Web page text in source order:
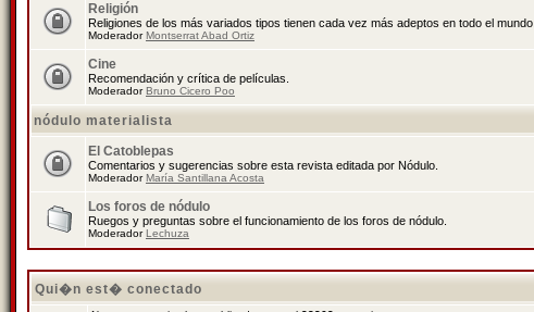
Religión
Religiones de los más variados tipos tienen cada vez más adeptos en todo el mundo.
ModeradorMontserrat Abad Ortiz
Cine
Recomendación y crítica de películas.
ModeradorBruno Cicero Poo
nódulo materialista
El Catoblepas
Comentarios y sugerencias sobre esta revista editada por Nódulo.
ModeradorMaría Santillana Acosta
Los foros de nódulo
Ruegos y preguntas sobre el funcionamiento de los foros de nódulo.
ModeradorLechuza
Qui�n est� conectado